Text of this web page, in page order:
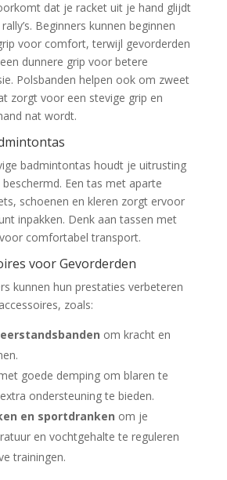
dat je racket uit je hand glijdt
Beginners kunnen beginnen
voor comfort, terwijl gevorderden
dunnere grip voor betere
Polsbanden helpen ook om zweet
zorgt voor een stevige grip en
nat wordt.
badmintontas houdt je uitrusting
Een tas met aparte
schoenen en kleren zorgt ervoor
inpakken. Denk aan tassen met
comfortabel transport.
voor Gevorderden
kunnen hun prestaties verbeteren
zoals:
om kracht en
goede demping om blaren te
ondersteuning te bieden.
en sportdranken om je
en vochtgehalte te reguleren
trainingen.